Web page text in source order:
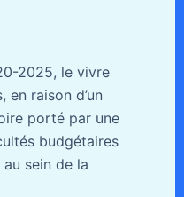
2025, le vivre
en raison d’un
porté par une
budgétaires
sein de la